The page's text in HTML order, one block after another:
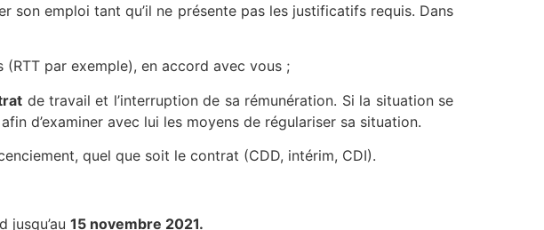
son emploi tant qu’il ne présente pas les justificatifs requis. Dans
par exemple), en accord avec vous ;
de travail et l’interruption de sa rémunération. Si la situation se
d’examiner avec lui les moyens de régulariser sa situation.
quel que soit le contrat (CDD, intérim, CDI).
jusqu’au 15 novembre 2021.